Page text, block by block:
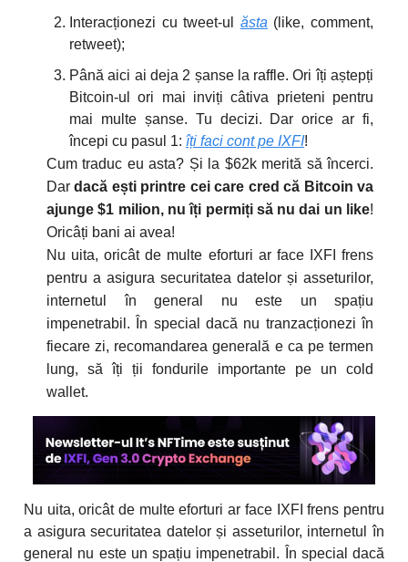
Interacționezi cu tweet-ul ăsta (like, comment,
retweet);
Până aici ai deja 2 șanse la raffle. Ori îți aștepți
Bitcoin-ul ori mai inviți câtiva prieteni pentru
mai multe șanse. Tu decizi. Dar orice ar fi,
începi cu pasul 1: îți faci cont pe IXFI!
Cum traduc eu asta? Și la $62k merită să încerci.
Dardacă ești printre cei care cred că Bitcoin va
ajunge $1 milion, nu îți permiți să nu dai un like!
Oricâți bani ai avea!
Nu uita, oricât de multe eforturi ar face IXFI frens
pentru a asigura securitatea datelor și asseturilor,
internetul în general nu este un spațiu
impenetrabil. În special dacă nu tranzacționezi în
fiecare zi, recomandarea generală e ca pe termen
lung, să îți ții fondurile importante pe un cold
wallet.
Nu uita, oricât de multe eforturi ar face IXFI frens pentru
a asigura securitatea datelor și asseturilor, internetul în
general nu este un spațiu impenetrabil. În special dacă